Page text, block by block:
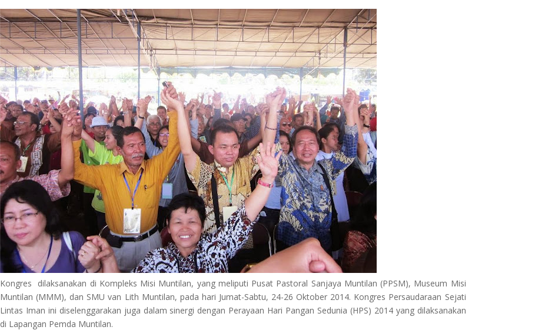
Kongres dilaksanakan di Kompleks Misi Muntilan, yang meliputi Pusat Pastoral Sanjaya Muntilan (PPSM), Museum Misi
Muntilan (MMM), dan SMU van Lith Muntilan, pada hari Jumat-Sabtu, 24-26 Oktober 2014. Kongres Persaudaraan Sejati
Lintas Iman ini diselenggarakan juga dalam sinergi dengan Perayaan Hari Pangan Sedunia (HPS) 2014 yang dilaksanakan
di Lapangan Pemda Muntilan.